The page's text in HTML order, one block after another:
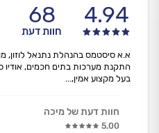
4.94
68
חוות דעת
א.א סיסטמס בהנהלת נתנאל
התקנת מערכות בתים חכמים, אודיו
בעל מקצוע אמין,...
חוות דעת של מיכה
5.00